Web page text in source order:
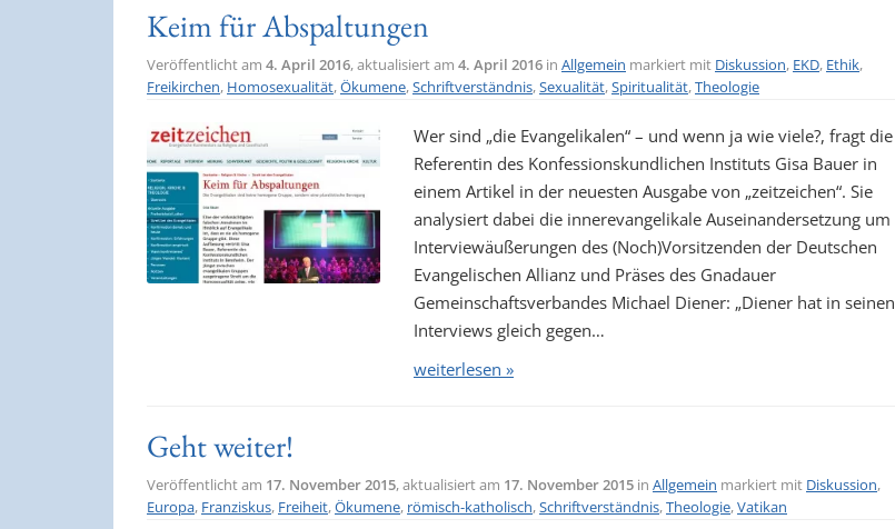
Keim für Abspaltungen
Veröffentlicht am 4. April 2016, aktualisiert am 4. April 2016 in Allgemein markiert mit Diskussion, EKD, Ethik,
Freikirchen, Homosexualität,Ökumene,Schriftverständnis,Sexualität,Spiritualität,Theologie
Wer sind „die Evangelikalen“ – und wenn ja wie viele?, fragt die
Referentin des Konfessionskundlichen Instituts Gisa Bauer in
einem Artikel in der neuesten Ausgabe von „zeitzeichen“. Sie
analysiert dabei die innerevangelikale Auseinandersetzung um
Interviewäußerungen des (Noch)Vorsitzenden der Deutschen
Evangelischen Allianz und Präses des Gnadauer
Gemeinschaftsverbandes Michael Diener: „Diener hat in seinen
Interviews gleich gegen…
weiterlesen »
Geht weiter!
Veröffentlicht am 17. November 2015, aktualisiert am 17. November 2015 in Allgemein markiert mit Diskussion,
Europa, Franziskus, Freiheit,Ökumene, römisch-katholisch,Schriftverständnis,Theologie,Vatikan